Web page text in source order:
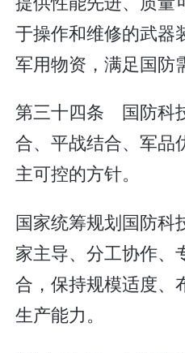
于操作和维修的武器
军用物资，满足国防
第三十四条 国防科
合、平战结合、军品
主可控的方针。
国家统筹规划国防科
家主导、分工协作、
合，保持规模适度、
生产能力。